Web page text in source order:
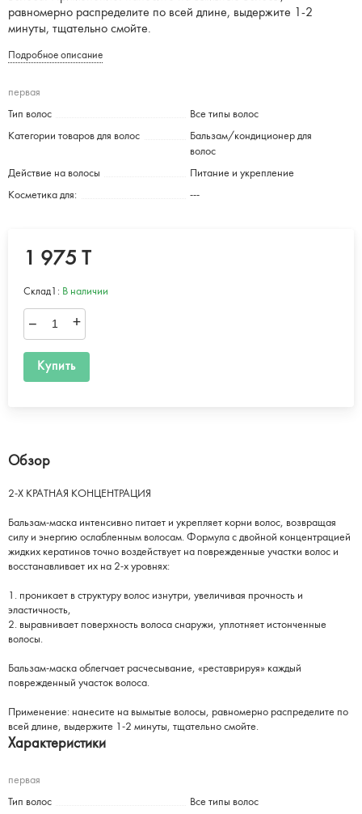
равномерно распределите по всей длине, выдержите 1-2
минуты, тщательно смойте.
Подробное описание
первая
Тип волос Все типы волос
Категории товаров для волос
Бальзам/кондиционер для
волос
Действие на волосы Питание и укрепление
Косметика для: ---
1 975 T
Склад1: В наличии
– +
Купить
Обзор
2-Х КРАТНАЯ КОНЦЕНТРАЦИЯ
Бальзам-маска интенсивно питает и укрепляет корни волос, возвращая
силу и энергию ослабленным волосам. Формула с двойной концентрацией
жидких кератинов точно воздействует на поврежденные участки волос и
восстанавливает их на 2-х уровнях:
1. проникает в структуру волос изнутри, увеличивая прочность и
эластичность,
2. выравнивает поверхность волоса снаружи, уплотняет истонченные
волосы.
Бальзам-маска облегчает расчесывание, «реставрируя» каждый
поврежденный участок волоса.
Применение: нанесите на вымытые волосы, равномерно распределите по
всей длине, выдержите 1-2 минуты, тщательно смойте.
Характеристики
первая
Тип волос Все типы волос